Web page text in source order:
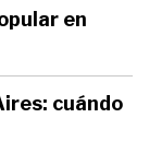
en
cuándo